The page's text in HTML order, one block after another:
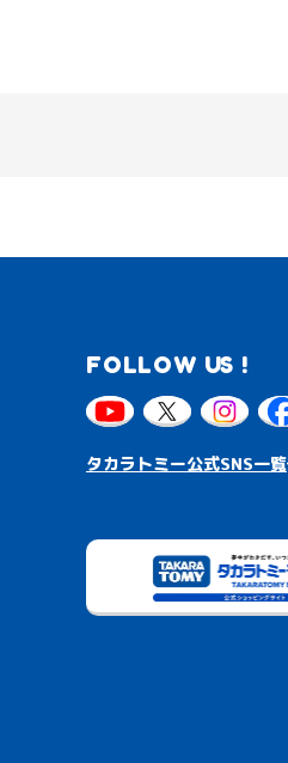
FOLLOW US !
タカラトミー公式SNS一覧